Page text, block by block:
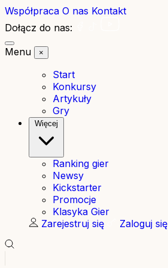
Współpraca O nas Kontakt
Dołącz do nas:
Menu
×
Start
Konkursy
Artykuły
Gry
Więcej
Ranking gier
Newsy
Kickstarter
Promocje
Klasyka Gier
Zarejestruj się
Zaloguj się